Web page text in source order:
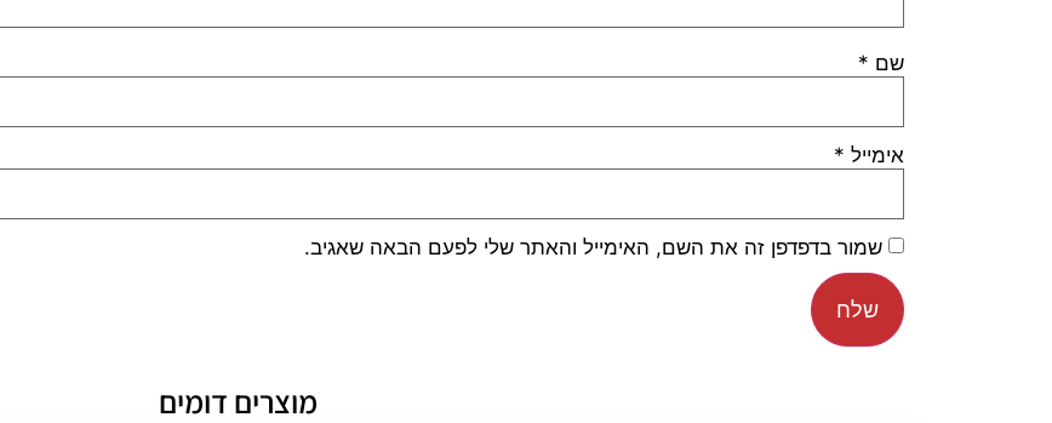
שם *
אימייל *
שמור בדפדפן זה את השם, האימייל והאתר שלי לפעם הבאה שאגיב.
מוצרים דומים